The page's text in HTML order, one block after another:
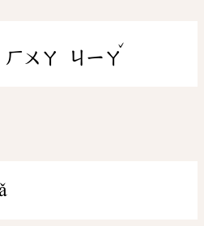
ㄏㄨㄚ ㄐㄧㄚ
ˇ